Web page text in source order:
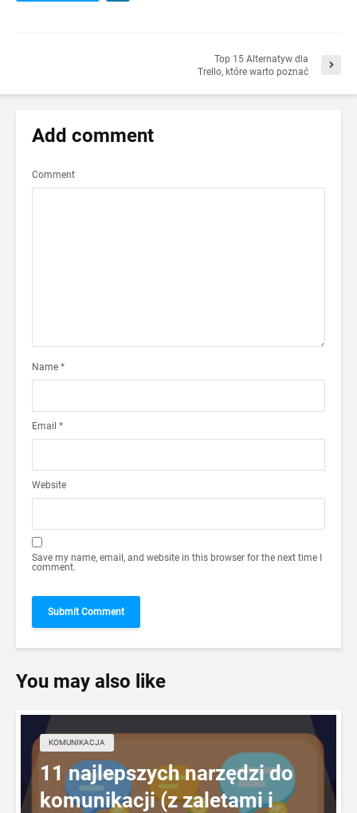
Top 15 Alternatyw dla
Trello, które warto poznać
Add comment
Comment
Name *
Email *
Website
Save my name, email, and website in this browser for the next time I
comment.
You may also like
KOMUNIKACJA
11 najlepszych narzędzi do
komunikacji (z zaletami i